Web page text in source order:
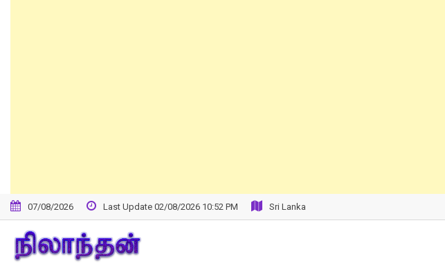
07/08/2026 Last Update 02/08/2026 10:52 PM Sri Lanka